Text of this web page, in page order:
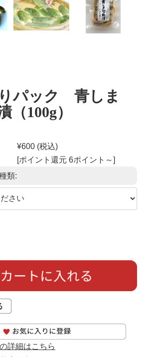
パック 青しま
（100g）
¥600 (税込)
[ポイント還元 6ポイント～]
類:
詳細はこちら